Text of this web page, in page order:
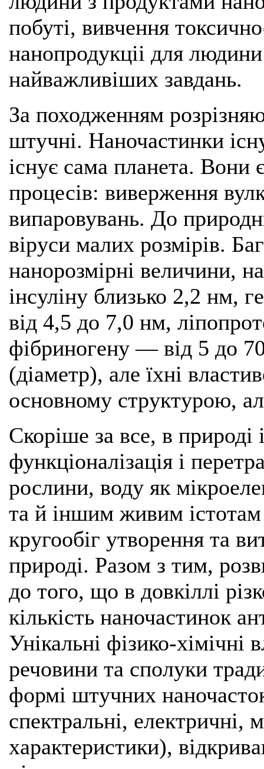
побуті, вивчення
нанопродукціі для
найважливіших завдань.
За походженням
штучні. Наночастинки
існує сама планета. Вони
процесів: виверження
випаровувань. До
віруси малих розмірів.
нанорозмірні величини,
інсуліну близько 2,2 нм,
від 4,5 до 7,0 нм,
фібриногену — від 5 до
(діаметр), але їхні
основному структурою,
Скоріше за все, в природі
функціоналізація і
рослини, воду як
та й іншим живим
кругообіг утворення та
природі. Разом з тим,
до того, що в довкіллі
кількість наночастинок
Унікальні фізико-хімічні
речовини та сполуки
формі штучних
спектральні, електричні,
характеристики),